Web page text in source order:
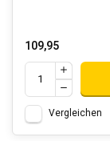
109,95
Vergleichen